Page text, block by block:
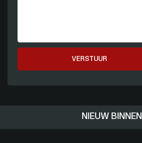
VERSTUUR
NIEUW BINNEN